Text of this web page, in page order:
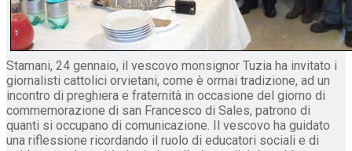
Stamani, 24 gennaio, il vescovo monsignor Tuzia ha invitato i
giornalisti cattolici orvietani, come è ormai tradizione, ad un
incontro di preghiera e fraternità in occasione del giorno di
commemorazione di san Francesco di Sales, patrono di
quanti si occupano di comunicazione. Il vescovo ha guidato
una riflessione ricordando il ruolo di educatori sociali e di